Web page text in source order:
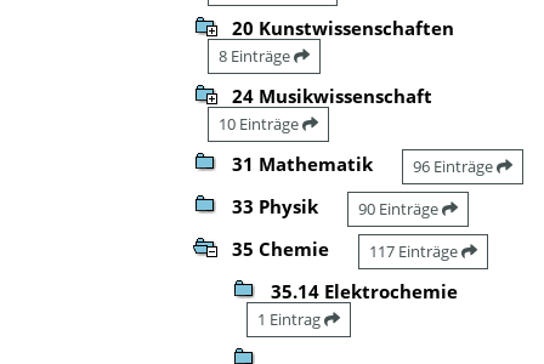
20 Kunstwissenschaften
8 Einträge
24 Musikwissenschaft
10 Einträge
31 Mathematik 96 Einträge
33 Physik 90 Einträge
35 Chemie 117 Einträge
35.14 Elektrochemie
1 Eintrag